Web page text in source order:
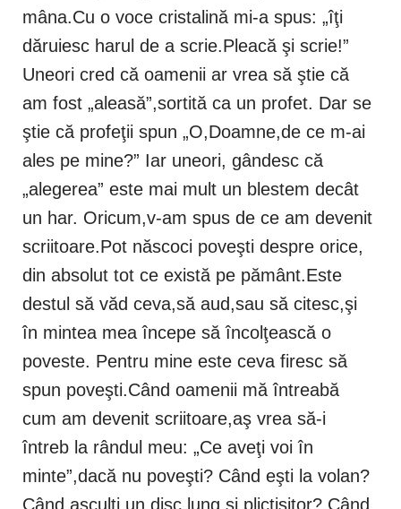
mâna.Cu o voce cristalină mi-a spus: „îţi
dăruiesc harul de a scrie.Pleacă şi scrie!”
Uneori cred că oamenii ar vrea să ştie că
am fost „aleasă”,sortită ca un profet. Dar se
ştie că profeţii spun „O,Doamne,de ce m-ai
ales pe mine?” Iar uneori, gândesc că
„alegerea” este mai mult un blestem decât
un har. Oricum,v-am spus de ce am devenit
scriitoare.Pot născoci poveşti despre orice,
din absolut tot ce există pe pământ.Este
destul să văd ceva,să aud,sau să citesc,şi
în mintea mea începe să încolţească o
poveste. Pentru mine este ceva firesc să
spun poveşti.Când oamenii mă întreabă
cum am devenit scriitoare,aş vrea să-i
întreb la rândul meu: „Ce aveţi voi în
minte”,dacă nu poveşti? Când eşti la volan?
Când asculţi un disc lung şi plictisitor? Când